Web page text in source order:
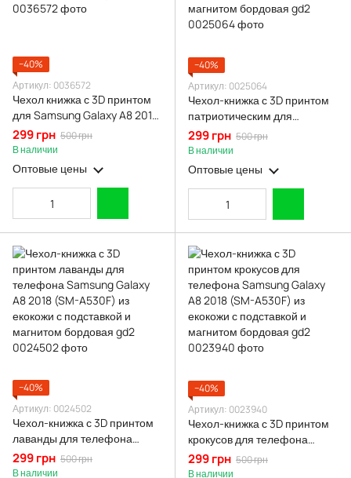
−40%
Артикул: 0036572
Чехол книжка с 3D принтом
для Samsung Galaxy A8 2018
(SM-A530F) из экокожи с
подставкой и магнитом
черная gd2
299 грн 500 грн
В наличии
Оптовые цены
−40%
Артикул: 0025064
Чехол-книжка с 3D принтом
патриотическим для
телефона Samsung Galaxy
A8 2018 (SM-A530F) из
екокожи с подставкой и
магнитом бордовая gd2
299 грн 500 грн
В наличии
Оптовые цены
−40%
Артикул: 0024502
Чехол-книжка с 3D принтом
лаванды для телефона
Samsung Galaxy A8 2018
(SM-A530F) из екокожи с
299 грн 500 грн
В наличии
−40%
Артикул: 0023940
Чехол-книжка с 3D принтом
крокусов для телефона
Samsung Galaxy A8 2018
(SM-A530F) из екокожи с
299 грн 500 грн
В наличии